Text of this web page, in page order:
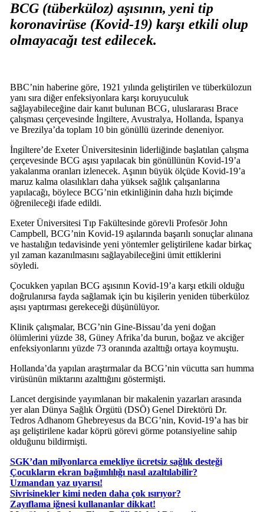
BCG (tüberküloz) aşısının, yeni tip
koronavirüse (Kovid-19) karşı etkili olup
olmayacağı test edilecek.
BBC’nin haberine göre, 1921 yılında geliştirilen ve tüberkülozun
yanı sıra diğer enfeksiyonlara karşı koruyuculuk
sağlayabileceğine dair kanıt bulunan BCG, uluslararası Brace
çalışması çerçevesinde İngiltere, Avustralya, Hollanda, İspanya
ve Brezilya’da toplam 10 bin gönüllü üzerinde deneniyor.
İngiltere’de Exeter Üniversitesinin liderliğinde başlatılan çalışma
çerçevesinde BCG aşısı yapılacak bin gönüllünün Kovid-19’a
yakalanma oranları izlenecek. Aşının büyük ölçüde Kovid-19’a
maruz kalma olasılıkları daha yüksek sağlık çalışanlarına
yapılacağı, böylece BCG’nin etkinliğinin daha hızlı biçimde
öğrenileceği ifade edildi.
Exeter Üniversitesi Tıp Fakültesinde görevli Profesör John
Campbell, BCG’nin Kovid-19 aşılarında başarılı sonuçlar alınana
ve hastalığın tedavisinde yeni yöntemler geliştirilene kadar birkaç
yıl zaman kazanılmasını sağlayabileceğini ümit ettiklerini
söyledi.
Çocukken yapılan BCG aşısının Kovid-19’a karşı etkili olduğu
doğrulanırsa fayda sağlamak için bu kişilerin yeniden tüberküloz
aşısı yaptırması gerekeceği düşünülüyor.
Klinik çalışmalar, BCG’nin Gine-Bissau’da yeni doğan
ölümlerini yüzde 38, Güney Afrika’da burun, boğaz ve akciğer
enfeksiyonlarını yüzde 73 oranında azalttığı ortaya koymuştu.
Hollanda’da yapılan araştırmalar da BCG’nin vücutta sarı humma
virüsünün miktarını azalttığını göstermişti.
Lancet dergisinde yayımlanan bir makalenin yazarları arasında
yer alan Dünya Sağlık Örgütü (DSÖ) Genel Direktörü Dr.
Tedros Adhanom Ghebreyesus da BCG’nin, Kovid-19’a has bir
aşı geliştirilene kadar köprü görevi görme potansiyeline sahip
olduğunu bildirmişti.
SGK’dan milyonlarca emekliye ücretsiz sağlık desteği
Çocukların ekran bağımlılığı nasıl azaltılabilir?
Uzmandan yaz uyarısı!
Sivrisinekler kimi neden daha çok ısırıyor?
Zayıflama iğnesi kullananlar dikkat!